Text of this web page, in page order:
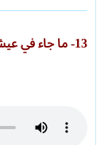
13- ما جاء في عيش رسول الله ﷺ 1